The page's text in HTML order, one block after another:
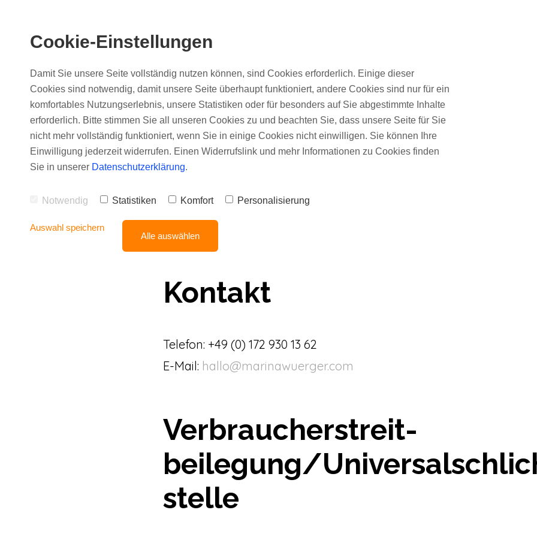
Impressum
Findorffstrasse 46
28215 Bremen
Kontakt
Telefon: +49 (0) 172 930 13 62
E-Mail: hallo@marinawuerger.com
Verbraucher­streit­
beilegung/
stelle
Cookie-Einstellungen
Damit Sie unsere Seite vollständig nutzen können, sind Cookies erforderlich. Einige dieser
Cookies sind notwendig, damit unsere Seite überhaupt funktioniert, andere Cookies sind nur für ein
komfortables Nutzungserlebnis, unsere Statistiken oder für besonders auf Sie abgestimmte Inhalte
erforderlich. Bitte stimmen Sie all unseren Cookies zu und beachten Sie, dass unsere Seite für Sie
nicht mehr vollständig funktioniert, wenn Sie in einige Cookies nicht einwilligen. Sie können Ihre
Einwilligung jederzeit widerrufen. Einen Widerrufslink und mehr Informationen zu Cookies finden
Sie in unserer Datenschutzerklärung.
Notwendig Statistiken Komfort Personalisierung
Auswahl speichern
Alle auswählen